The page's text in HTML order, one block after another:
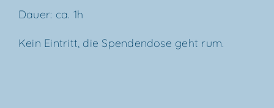
Dau­er: ca. 1h
Kein Ein­tritt, die Spen­den­do­se geht rum.